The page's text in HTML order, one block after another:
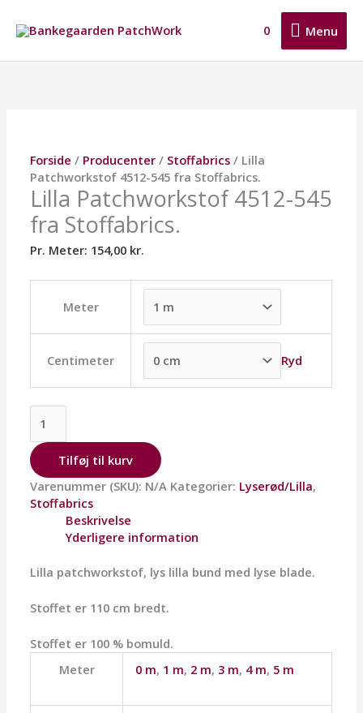
indholdet
Menu
Menu
0
Forside / Producenter / Stoffabrics / Lilla
Patchworkstof 4512-545 fra Stoffabrics.
Lilla Patchworkstof 4512-545
fra Stoffabrics.
Pr. Meter: 154,00 kr.
Meter
Centimeter Ryd
Stoffabrics.
antal
Tilføj til kurv
Varenummer (SKU): N/A Kategorier: Lyserød/Lilla,
Stoffabrics
Beskrivelse
Yderligere information
Lilla patchworkstof, lys lilla bund med lyse blade.
Stoffet er 110 cm bredt.
Stoffet er 100 % bomuld.
Meter
0 m, 1 m, 2 m, 3 m, 4 m, 5 m
Mulighederne
kan
vælges
på
varesiden
Mulighederne
kan
vælges
på
varesiden
Mulighederne
kan
vælges
på
varesiden